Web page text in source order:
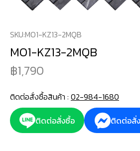
SKU:MO1-KZ13-2MQB
MO1-KZ13-2MQB
1,790
ติดต่อสั่งซื้อสินค้า : 02-984-1680
ติดต่อสั่งซื้อ
ติดต่อสั่